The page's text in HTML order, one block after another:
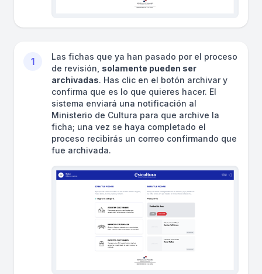
1
Las fichas que ya han pasado por el proceso
de revisión, solamente pueden ser
archivadas. Has clic en el botón archivar y
confirma que es lo que quieres hacer. El
sistema enviará una notificación al
Ministerio de Cultura para que archive la
ficha; una vez se haya completado el
proceso recibirás un correo confirmando que
fue archivada.